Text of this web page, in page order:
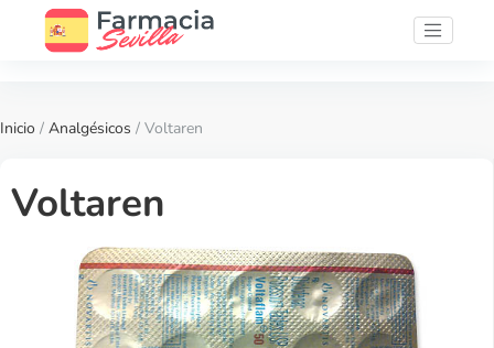
Inicio / Analgésicos / Voltaren
Voltaren